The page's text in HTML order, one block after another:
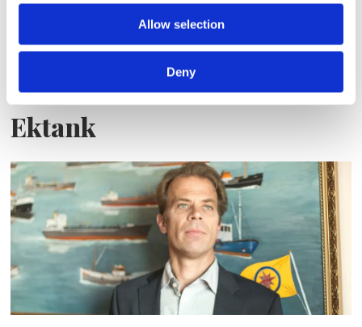
Allow selection
Deny
We Tech levererar till
Ektank